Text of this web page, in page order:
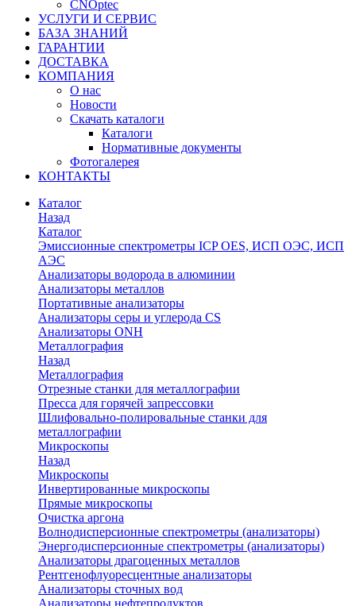
CNOptec
УСЛУГИ И СЕРВИС
БАЗА ЗНАНИЙ
ГАРАНТИИ
ДОСТАВКА
КОМПАНИЯ
О нас
Новости
Скачать каталоги
Каталоги
Нормативные документы
Фотогалерея
КОНТАКТЫ
Каталог
Назад
Каталог
Эмиссионные спектрометры ICP OES, ИСП ОЭС, ИСП
АЭС
Анализаторы водорода в алюминии
Анализаторы металлов
Портативные анализаторы
Анализаторы серы и углерода CS
Анализаторы ONH
Металлография
Назад
Металлография
Отрезные станки для металлографии
Пресса для горячей запрессовки
Шлифовально-полировальные станки для
металлографии
Микроскопы
Назад
Микроскопы
Инвертированные микроскопы
Прямые микроскопы
Очистка аргона
Волнодисперсионные спектрометры (анализаторы)
Энергодисперсионные спектрометры (анализаторы)
Анализаторы драгоценных металлов
Рентгенофлуоресцентные анализаторы
Анализаторы сточных вод
Анализаторы нефтепродуктов